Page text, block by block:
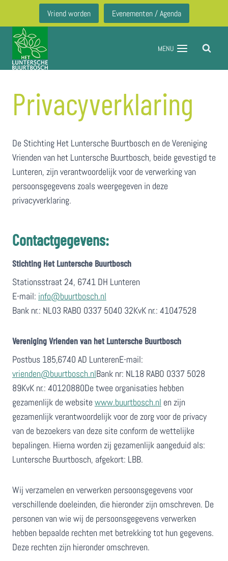
inhoud
Vriend worden Evenementen / Agenda
MENU
Privacyverklaring
​De Stichting Het Luntersche Buurtbosch en de Vereniging
Vrienden van het Luntersche Buurtbosch, beide gevestigd ​te
Lunteren, zijn verantwoordelijk voor de verwerking van
persoonsgegevens zoals weergegeven in deze
privacyverklaring.
Contactgegevens:
Stichting Het Luntersche Buurtbosch
Stationsstraat 24, 6741 DH Lunteren
E-mail: info@buurtbosch.nl
Bank nr.: NL03 RABO 0337 5040 32KvK nr.: 41047528
Vereniging Vrienden van het Luntersche Buurtbosch
Postbus 185,6740 AD LunterenE-mail: ​
vrienden@buurtbosch.nlBank nr: NL18 RABO 0337 5028
89KvK nr.: 40120880De twee organisaties hebben
gezamenlijk de website www.buurtbosch.nl en zijn
gezamenlijk verantwoordelijk voor de zorg voor de privacy
van de bezoekers van deze site conform de wettelijke
bepalingen. Hierna worden zij gezamenlijk aangeduid als:
Luntersche Buurtbosch, afgekort: LBB.
Wij verzamelen en verwerken persoonsgegevens voor
verschillende doeleinden, die hieronder zijn omschreven. De
personen van wie wij de persoonsgegevens verwerken
hebben bepaalde rechten met betrekking tot hun gegevens.
Deze rechten zijn hieronder omschreven.